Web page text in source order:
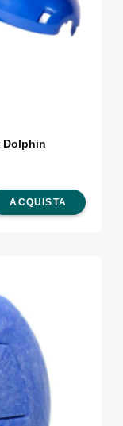
Dolphin
ACQUISTA